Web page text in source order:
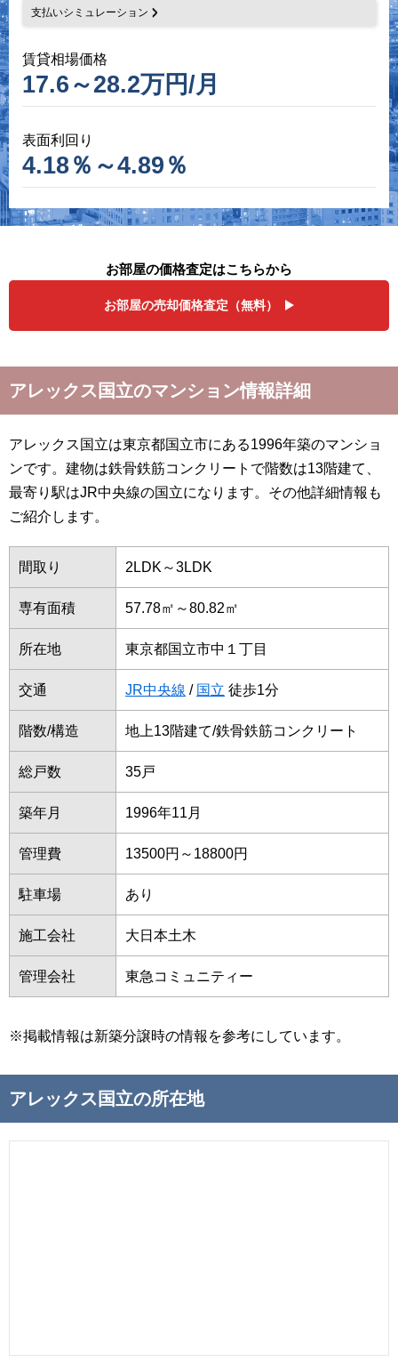
支払いシミュレーション
賃貸相場価格
17.6～28.2万円/月
表面利回り
4.18％～4.89％
お部屋の価格査定はこちらから
お部屋の売却価格査定（無料）
アレックス国立のマンション情報詳細
アレックス国立は東京都国立市にある1996年築のマンショ
ンです。建物は鉄骨鉄筋コンクリートで階数は13階建て、
最寄り駅はJR中央線の国立になります。その他詳細情報も
ご紹介します。
間取り 2LDK～3LDK
専有面積 57.78㎡～80.82㎡
所在地 東京都国立市中１丁目
交通 JR中央線 / 国立 徒歩1分
階数/構造 地上13階建て/鉄骨鉄筋コンクリート
総戸数 35戸
築年月 1996年11月
管理費 13500円～18800円
駐車場 あり
施工会社 大日本土木
管理会社 東急コミュニティー
※掲載情報は新築分譲時の情報を参考にしています。
アレックス国立の所在地